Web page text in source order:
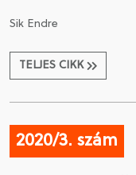
Sik Endre
TELJES CIKK
2020/3. szám